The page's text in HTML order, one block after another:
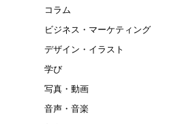
コラム
ビジネス・マーケティング
デザイン・イラスト
学び
写真・動画
音声・音楽